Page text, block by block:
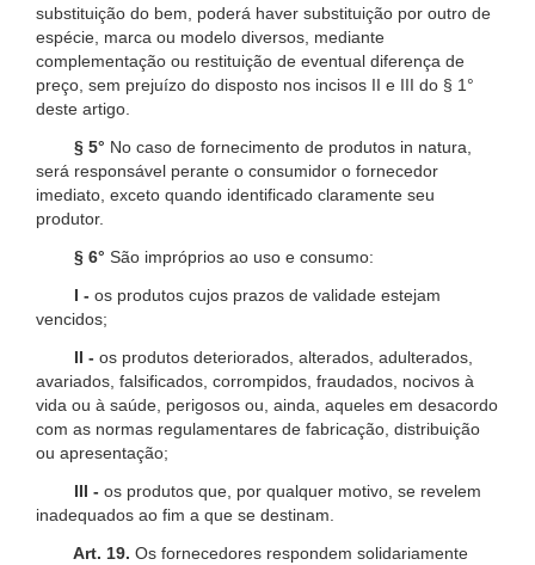
substituição do bem, poderá haver substituição por outro de
espécie, marca ou modelo diversos, mediante
complementação ou restituição de eventual diferença de
preço, sem prejuízo do disposto nos incisos II e III do § 1°
deste artigo.
§ 5° No caso de fornecimento de produtos in natura,
será responsável perante o consumidor o fornecedor
imediato, exceto quando identificado claramente seu
produtor.
§ 6° São impróprios ao uso e consumo:
I - os produtos cujos prazos de validade estejam
vencidos;
II - os produtos deteriorados, alterados, adulterados,
avariados, falsificados, corrompidos, fraudados, nocivos à
vida ou à saúde, perigosos ou, ainda, aqueles em desacordo
com as normas regulamentares de fabricação, distribuição
ou apresentação;
III - os produtos que, por qualquer motivo, se revelem
inadequados ao fim a que se destinam.
Art. 19. Os fornecedores respondem solidariamente